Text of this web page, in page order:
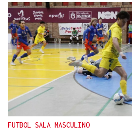
FUTBOL SALA MASCULINO